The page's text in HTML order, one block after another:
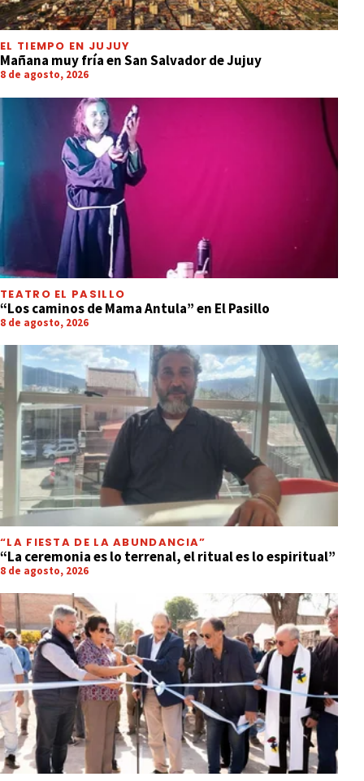
EL TIEMPO EN JUJUY
Mañana muy fría en San Salvador de Jujuy
8 de agosto, 2026
TEATRO EL PASILLO
“Los caminos de Mama Antula” en El Pasillo
8 de agosto, 2026
“LA FIESTA DE LA ABUNDANCIA”
“La ceremonia es lo terrenal, el ritual es lo espiritual”
8 de agosto, 2026